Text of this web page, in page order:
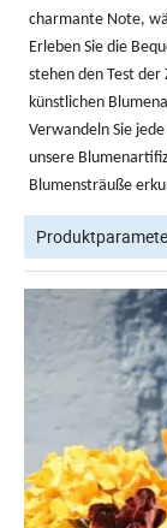
charmante Note,
Erleben Sie die
stehen den Test
künstlichen
Verwandeln Sie
unsere
Blumensträuße